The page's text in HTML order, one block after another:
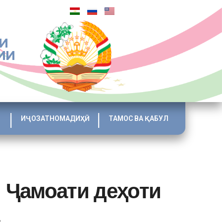
ИҶОЗАТНОМАДИҲӢ ТАМОС ВА ҚАБУЛ
деҳоти